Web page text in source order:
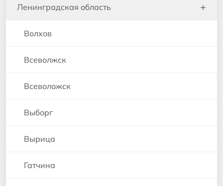
Ленинградская область +
Волхов
Всеволжск
Всеволожск
Выборг
Вырица
Гатчина